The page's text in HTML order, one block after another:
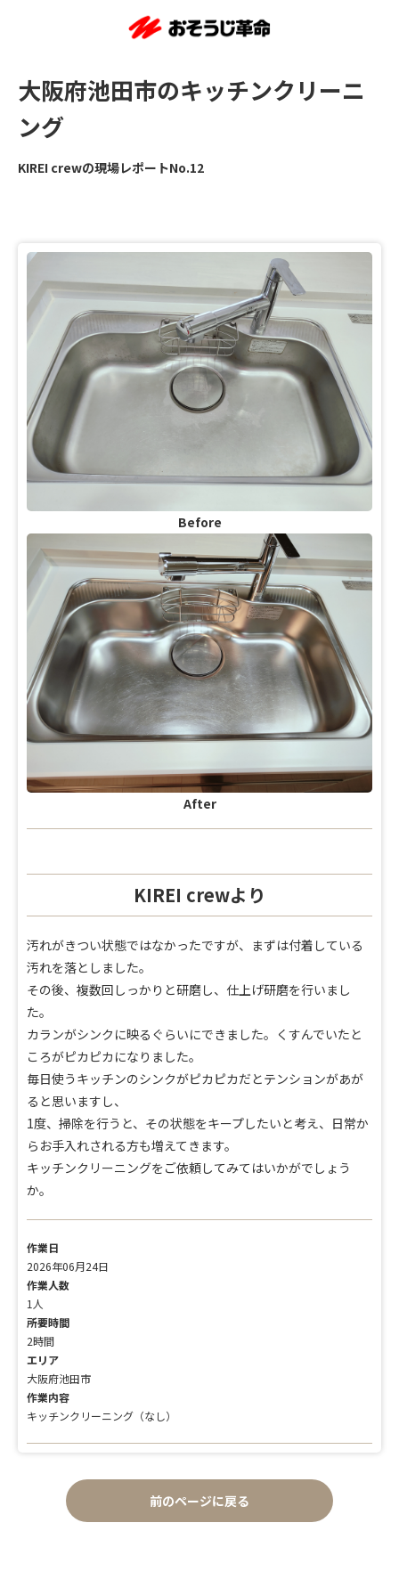
大阪府池田市のキッチンクリーニ
ング
KIREI crewの現場レポートNo.12
Before
After
KIREI crewより
汚れがきつい状態ではなかったですが、 まずは付着している
汚れを落としました。
その後、 複数回しっかりと研磨し、仕上げ研磨を行いまし
た。
カランがシンクに映るぐらいにできました。 くすんでいたと
ころがピカピカになりました。
毎日使うキッチンのシンクがピカピカだとテンションがあが
ると思いますし、
1度、掃除を行うと、その状態をキープしたいと考え、 日常か
らお手入れされる方も増えてきます。
キッチンクリーニングをご依頼してみてはいかがでしょう
か。
作業日
2026年06月24日
作業人数
1人
所要時間
2時間
エリア
大阪府池田市
作業内容
キッチンクリーニング（なし）
前のページに戻る